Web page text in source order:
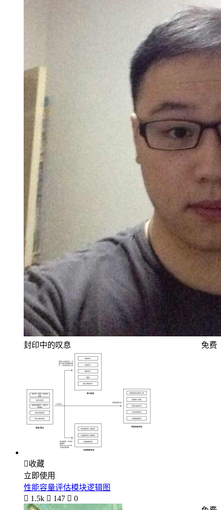
封印中的叹息 免费
收藏
立即使用
性能容量评估模块逻辑图
 1.5k  147  0